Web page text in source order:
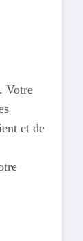
Votre
et de